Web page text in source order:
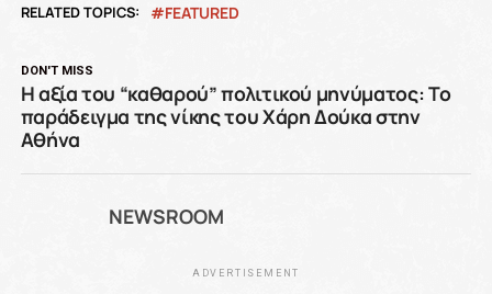
RELATED TOPICS: FEATURED
DON'T MISS
Η αξία του “καθαρού” πολιτικού μηνύματος: Το
παράδειγμα της νίκης του Χάρη Δούκα στην
Αθήνα
NEWSROOM
ADVERTISEMENT